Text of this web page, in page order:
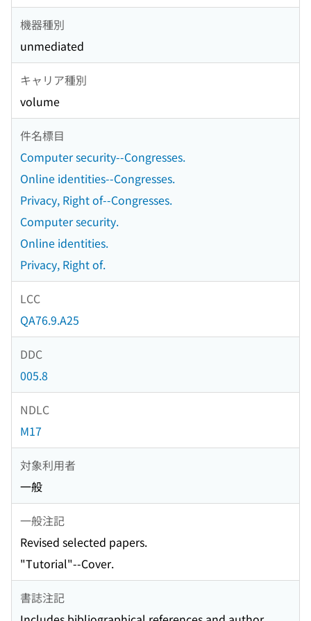
機器種別
unmediated
キャリア種別
volume
件名標目
Computer security--Congresses.
Online identities--Congresses.
Privacy, Right of--Congresses.
Computer security.
Online identities.
Privacy, Right of.
LCC
QA76.9.A25
DDC
005.8
NDLC
M17
対象利用者
一般
一般注記
Revised selected papers.
"Tutorial"--Cover.
書誌注記